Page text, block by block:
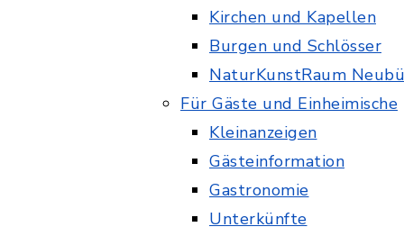
Kirchen und Kapellen
Burgen und Schlösser
NaturKunstRaum
Für Gäste und Einheimische
Kleinanzeigen
Gästeinformation
Gastronomie
Unterkünfte